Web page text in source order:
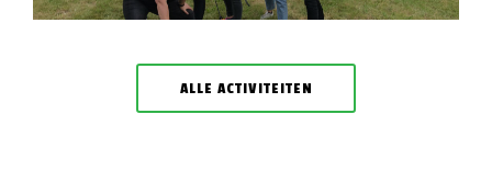
ALLE ACTIVITEITEN